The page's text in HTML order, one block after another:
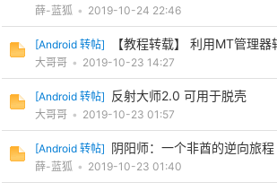
薛-蓝狐 • 2019-10-24 22:46
[Android 转帖] 【教程转载】 利用MT管理
大哥哥 • 2019-10-23 14:27
[Android 转帖] 反射大师2.0 可用于脱壳
大哥哥 • 2019-10-23 01:57
[Android 转帖] 阴阳师：一个非酋的逆向旅程
薛-蓝狐 • 2019-10-23 01:40